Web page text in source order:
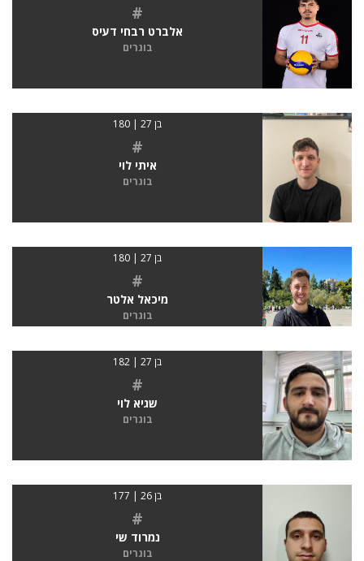
#
אלברט רבחי דעיס
בוגרים
בן 27 | 180
#
איתי לוי
בוגרים
בן 27 | 180
#
מיכאל אלטר
בוגרים
בן 27 | 182
#
שגיא לוי
בוגרים
בן 26 | 177
#
נמרוד שי
בוגרים